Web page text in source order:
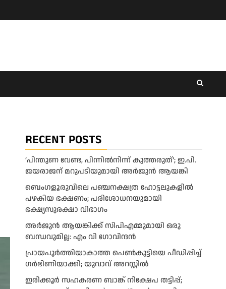
RECENT POSTS
‘പിന്തുണ വേണ്ട, പിന്നിൽനിന്ന് കുത്തരുത്’; ഇ.പി.
ജയരാജന് മറുപടിയുമായി അർജുൻ ആയങ്കി
ബെംഗളൂരുവിലെ പഞ്ചനക്ഷത്ര ഹോട്ടലുകളിൽ
പഴകിയ ഭക്ഷണം; പരിശോധനയുമായി
ഭക്ഷ്യസുരക്ഷാ വിഭാഗം
അര്‍ജുന്‍ ആയങ്കിക്ക് സിപിഎമ്മുമായി ഒരു
ബന്ധവുമില്ല: എം വി ഗോവിന്ദന്‍
പ്രായപൂർത്തിയാകാത്ത പെൺകുട്ടിയെ പീഡിപ്പിച്ച്
ഗർഭിണിയാക്കി; യുവാവ് അറസ്റ്റിൽ
ഇരിക്കൂർ സഹകരണ ബാങ്ക് നിക്ഷേപ തട്ടിപ്പ്;